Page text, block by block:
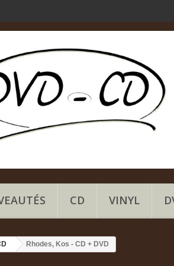
CD VINYL
Rhodes, Kos - CD + DVD